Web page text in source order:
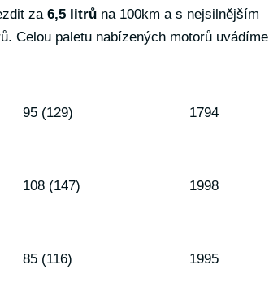
za 6,5 litrů na 100km a s nejsilnějším
Celou paletu nabízených motorů uvádíme
95 (129) 1794
108 (147) 1998
85 (116) 1995